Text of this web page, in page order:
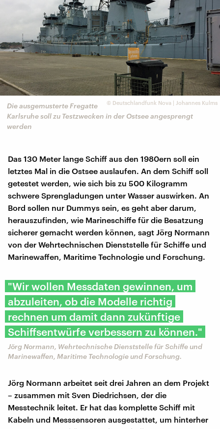
© Deutschlandfunk Nova | Johannes Kulms
Die ausgemusterte Fregatte
Karlsruhe soll zu Testzwecken in der Ostsee angesprengt
werden
Das 130 Meter lange Schiff aus den 1980ern soll ein
letztes Mal in die Ostsee auslaufen. An dem Schiff soll
getestet werden, wie sich bis zu 500 Kilogramm
schwere Sprengladungen unter Wasser auswirken. An
Bord sollen nur Dummys sein, es geht aber darum,
herauszufinden, wie Marineschiffe für die Besatzung
sicherer gemacht werden können, sagt Jörg Normann
von der Wehrtechnischen Dienststelle für Schiffe und
Marinewaffen, Maritime Technologie und Forschung.
"Wir wollen Messdaten gewinnen, um
abzuleiten, ob die Modelle richtig
rechnen um damit dann zukünftige
Schiffsentwürfe verbessern zu können."
Jörg Normann, Wehrtechnische Dienststelle für Schiffe und
Marinewaffen, Maritime Technologie und Forschung​.
Jörg Normann arbeitet seit drei Jahren an dem Projekt
– zusammen mit Sven Diedrichsen, der die
Messtechnik leitet. Er hat das komplette Schiff mit
Kabeln und Messsensoren ausgestattet, um hinterher